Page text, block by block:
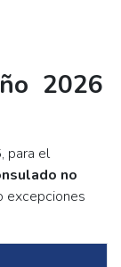
2026
para el
no
excepciones